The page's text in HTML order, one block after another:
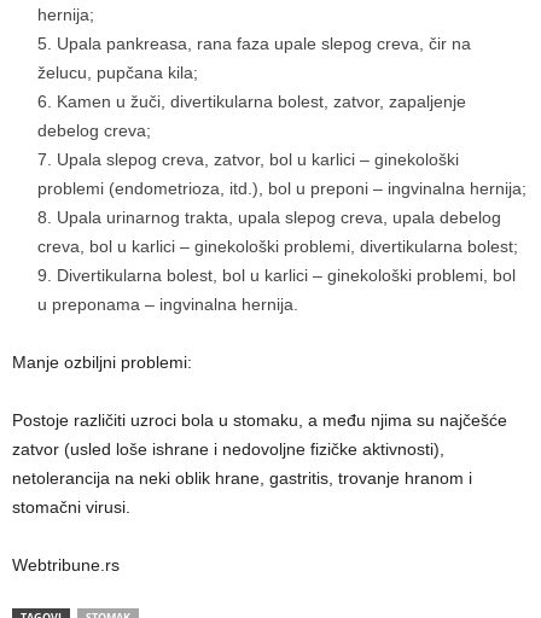
hernija;
Upala pankreasa, rana faza upale slepog creva, čir na
želucu, pupčana kila;
Kamen u žuči, divertikularna bolest, zatvor, zapaljenje
debelog creva;
Upala slepog creva, zatvor, bol u karlici – ginekološki
problemi (endometrioza, itd.), bol u preponi – ingvinalna hernija;
Upala urinarnog trakta, upala slepog creva, upala debelog
creva, bol u karlici – ginekološki problemi, divertikularna bolest;
Divertikularna bolest, bol u karlici – ginekološki problemi, bol
u preponama – ingvinalna hernija.
Manje ozbiljni problemi:
Postoje različiti uzroci bola u stomaku, a među njima su najčešće
zatvor (usled loše ishrane i nedovoljne fizičke aktivnosti),
netolerancija na neki oblik hrane, gastritis, trovanje hranom i
stomačni virusi.
Webtribune.rs